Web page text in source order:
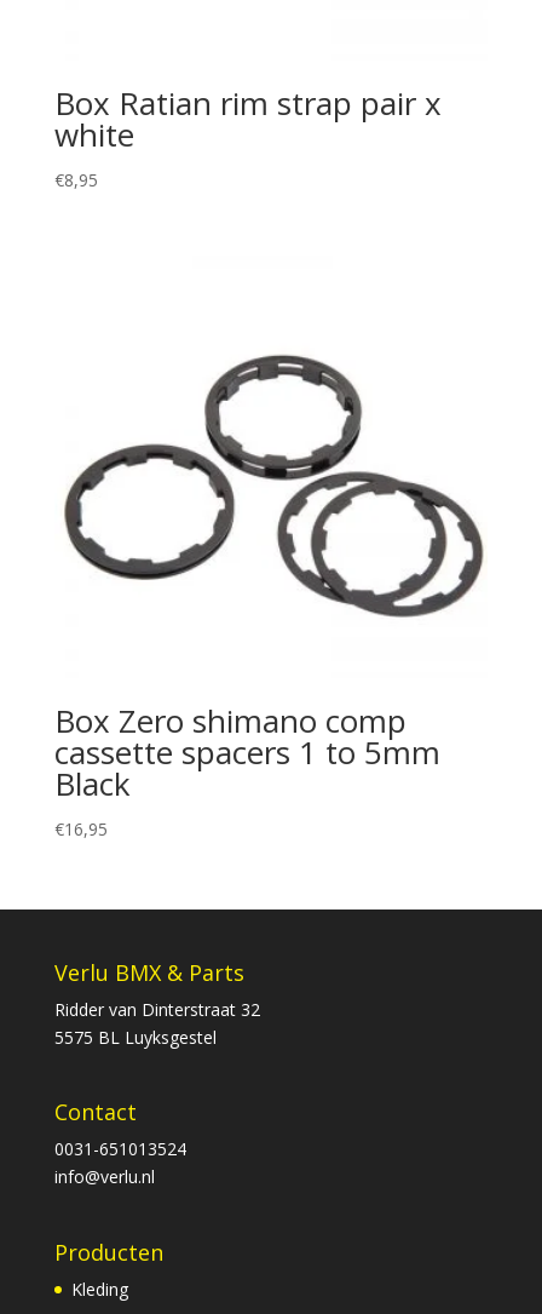
Box Ratian rim strap pair x
white
€8,95
Box Zero shimano comp
cassette spacers 1 to 5mm
Black
€16,95
Verlu BMX & Parts
Ridder van Dinterstraat 32
5575 BL Luyksgestel
Contact
0031-651013524
info@verlu.nl
Producten
Kleding